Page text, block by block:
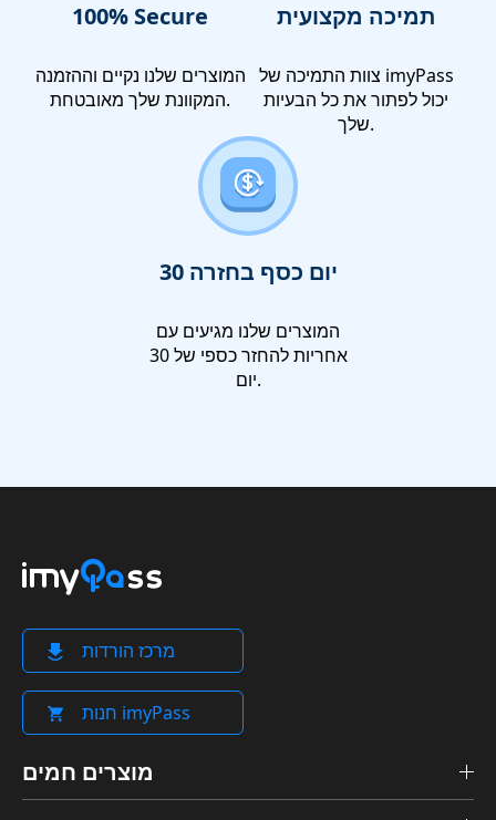
100% Secure
המוצרים שלנו נקיים וההזמנה
המקוונת שלך מאובטחת.
תמיכה מקצועית
צוות התמיכה של imyPass
יכול לפתור את כל הבעיות
שלך.
30 יום כסף בחזרה
המוצרים שלנו מגיעים עם
אחריות להחזר כספי של 30
יום.
מרכז הורדות
חנות imyPass
מוצרים חמים